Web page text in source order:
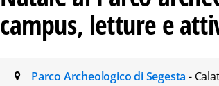
campus, letture e
Parco Archeologico di Segesta -